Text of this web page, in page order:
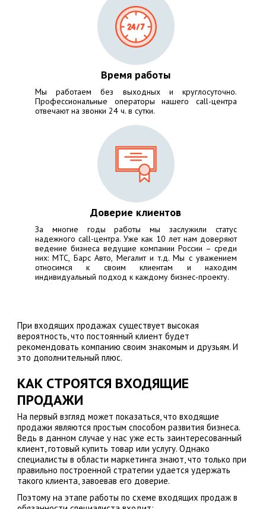
Время работы
Мы работаем без выходных и круглосуточно.
Профессиональные операторы нашего call-центра
отвечают на звонки 24 ч. в сутки.
Доверие клиентов
За многие годы работы мы заслужили статус
надежного call-центра. Уже как 10 лет нам доверяют
ведение бизнеса ведущие компании России – среди
них:МТС, Барс Авто, Мегалити т.д. Мы с уважением
относимся к своим клиентам и находим
индивидуальный подход к каждому бизнес-проекту.
При входящих продажах существует высокая
вероятность, что постоянный клиент будет
рекомендовать компанию своим знакомым и друзьям. И
это дополнительный плюс.
КАК СТРОЯТСЯ ВХОДЯЩИЕ
ПРОДАЖИ
На первый взгляд может показаться, что входящие
продажи являются простым способом развития бизнеса.
Ведь в данном случае у нас уже есть заинтересованный
клиент, готовый купить товар или услугу. Однако
специалисты в области маркетинга знают, что только при
правильно построенной стратегии удается удержать
такого клиента, завоевав его доверие.
Поэтому на этапе работы по схеме входящих продаж в